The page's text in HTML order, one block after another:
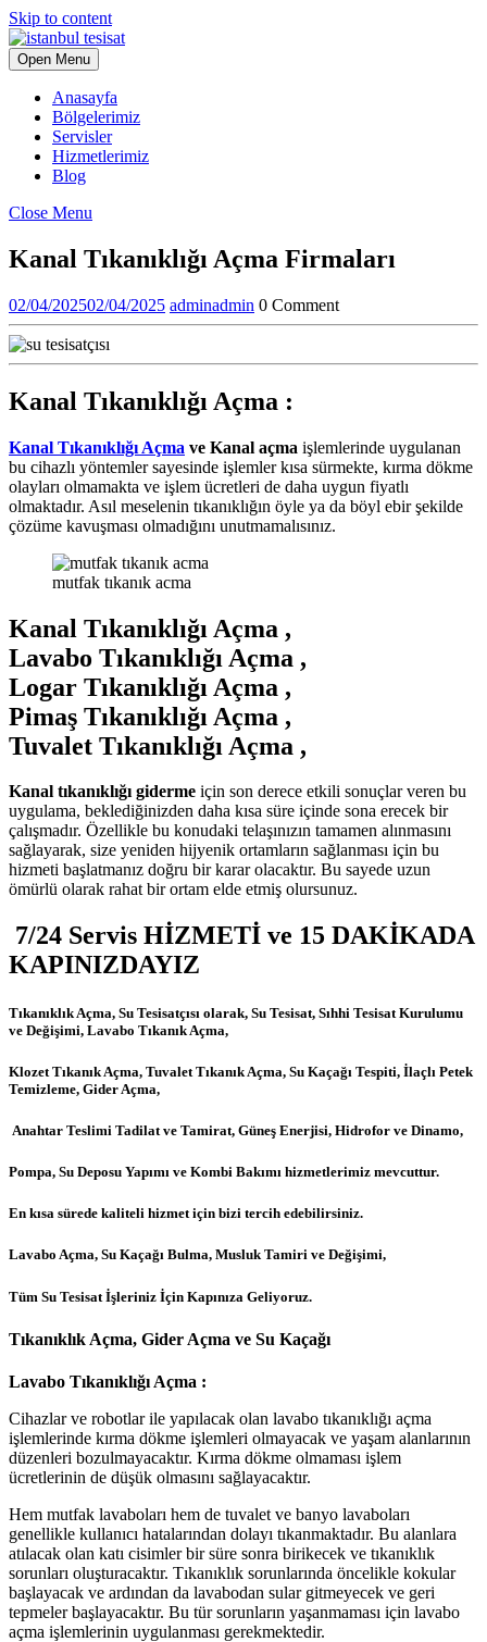
Skip to content
Open Menu
Anasayfa
Bölgelerimiz
Servisler
Hizmetlerimiz
Blog
Close Menu
Kanal Tıkanıklığı Açma Firmaları
02/04/202502/04/2025 adminadmin 0 Comment
Kanal Tıkanıklığı Açma :
Kanal Tıkanıklığı Açma ve Kanal açma işlemlerinde uygulanan
bu cihazlı yöntemler sayesinde işlemler kısa sürmekte, kırma dökme
olayları olmamakta ve işlem ücretleri de daha uygun fiyatlı
olmaktadır. Asıl meselenin tıkanıklığın öyle ya da böyl ebir şekilde
çözüme kavuşması olmadığını unutmamalısınız.
mutfak tıkanık acma
Kanal Tıkanıklığı Açma ,
Lavabo Tıkanıklığı Açma ,
Logar Tıkanıklığı Açma ,
Pimaş Tıkanıklığı Açma ,
Tuvalet Tıkanıklığı Açma ,
Kanal tıkanıklığı giderme için son derece etkili sonuçlar veren bu
uygulama, beklediğinizden daha kısa süre içinde sona erecek bir
çalışmadır. Özellikle bu konudaki telaşınızın tamamen alınmasını
sağlayarak, size yeniden hijyenik ortamların sağlanması için bu
hizmeti başlatmanız doğru bir karar olacaktır. Bu sayede uzun
ömürlü olarak rahat bir ortam elde etmiş olursunuz.
7/24 Servis HİZMETİ ve 15 DAKİKADA
KAPINIZDAYIZ
Tıkanıklık Açma, Su Tesisatçısı olarak, Su Tesisat, Sıhhi Tesisat Kurulumu
ve Değişimi, Lavabo Tıkanık Açma,
Klozet Tıkanık Açma, Tuvalet Tıkanık Açma, Su Kaçağı Tespiti, İlaçlı Petek
Temizleme, Gider Açma,
Anahtar Teslimi Tadilat ve Tamirat, Güneş Enerjisi, Hidrofor ve Dinamo,
Pompa, Su Deposu Yapımı ve Kombi Bakımı hizmetlerimiz mevcuttur.
En kısa sürede kaliteli hizmet için bizi tercih edebilirsiniz.
Lavabo Açma, Su Kaçağı Bulma, Musluk Tamiri ve Değişimi,
Tüm Su Tesisat İşleriniz İçin Kapınıza Geliyoruz.
Tıkanıklık Açma, Gider Açma ve Su Kaçağı
Lavabo Tıkanıklığı Açma :
Cihazlar ve robotlar ile yapılacak olan lavabo tıkanıklığı açma
işlemlerinde kırma dökme işlemleri olmayacak ve yaşam alanlarının
düzenleri bozulmayacaktır. Kırma dökme olmaması işlem
ücretlerinin de düşük olmasını sağlayacaktır.
Hem mutfak lavaboları hem de tuvalet ve banyo lavaboları
genellikle kullanıcı hatalarından dolayı tıkanmaktadır. Bu alanlara
atılacak olan katı cisimler bir süre sonra birikecek ve tıkanıklık
sorunları oluşturacaktır. Tıkanıklık sorunlarında öncelikle kokular
başlayacak ve ardından da lavabodan sular gitmeyecek ve geri
tepmeler başlayacaktır. Bu tür sorunların yaşanmaması için lavabo
açma işlemlerinin uygulanması gerekmektedir.